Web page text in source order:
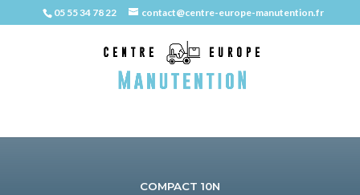
05 55 34 78 22 contact@centre-europe-manutention.fr
COMPACT 10N